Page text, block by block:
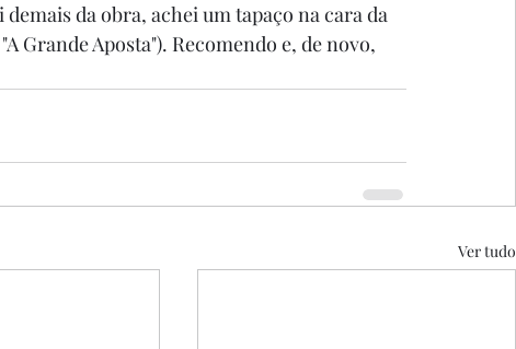
da obra, achei um tapaço na cara da
Grande Aposta"). Recomendo e, de novo,
Ver tudo